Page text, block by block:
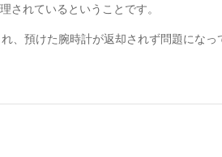
れているということです。
、預けた腕時計が返却されず問題になっ